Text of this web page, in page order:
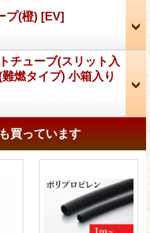
プ(橙) [EV]
チューブ(スリット入
燃タイプ) 小箱入り
買っています